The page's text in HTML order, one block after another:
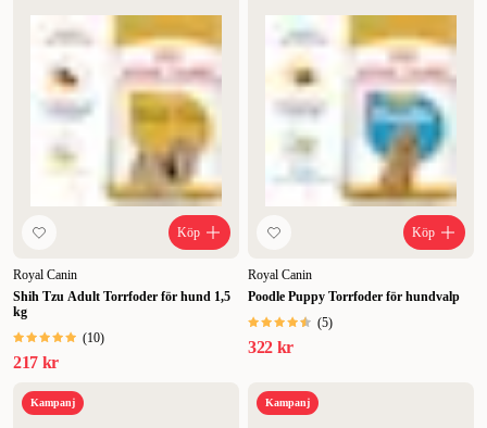
Köp
Royal Canin
Shih Tzu Adult Torrfoder för hund 1,5
kg
(10)
217 kr
Köp
Royal Canin
Poodle Puppy Torrfoder för hundvalp
(5)
322 kr
Kampanj Kampanj